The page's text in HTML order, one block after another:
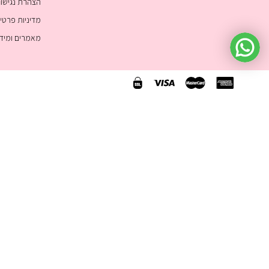
מדיניות
מאמרים